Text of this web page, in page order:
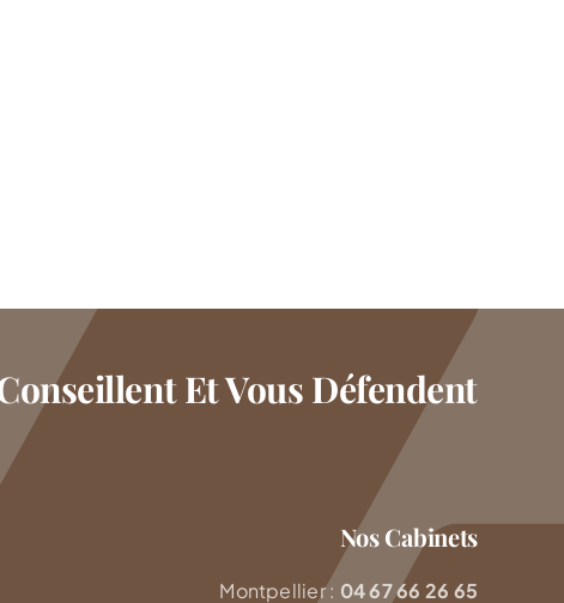
Et Vous Défendent
Nos Cabinets
Montpellier : 04 67 66 26 65